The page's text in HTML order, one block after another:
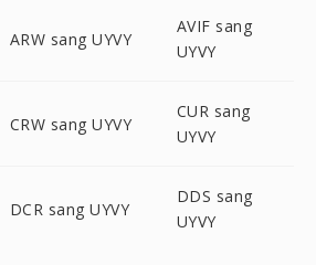
ARW sang UYVY
AVIF sang
UYVY
CRW sang UYVY
CUR sang
UYVY
DCR sang UYVY
DDS sang
UYVY